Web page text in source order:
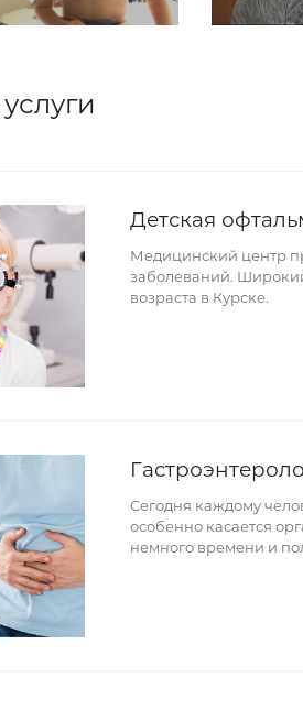
Детская
Медицинский центр
заболеваний.
возраста в Курске.
Сегодня каждому
особенно касается
немного времени и